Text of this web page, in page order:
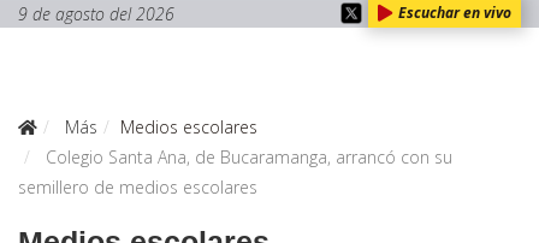
9 de agosto del 2026 Escuchar en vivo
Más
Medios escolares
Colegio Santa Ana, de Bucaramanga, arrancó con su
semillero de medios escolares